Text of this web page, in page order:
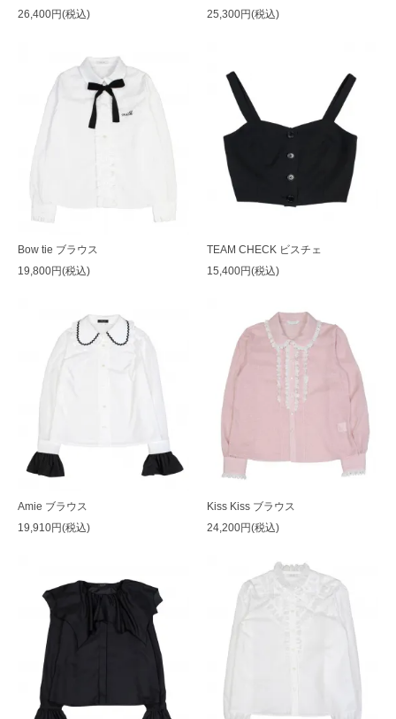
26,400円(税込)
25,300円(税込)
Bow tie ブラウス
19,800円(税込)
TEAM CHECK ビスチェ
15,400円(税込)
Amie ブラウス
19,910円(税込)
Kiss Kiss ブラウス
24,200円(税込)